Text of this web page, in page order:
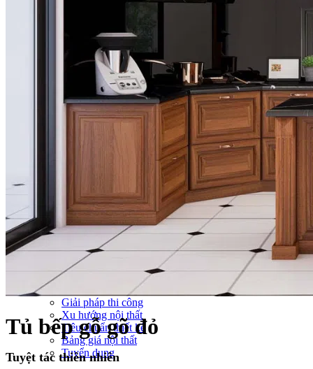
Thi công Nội thất phòng gym
Thi công Nội thất nhà hàng
Công trình khác
Tủ quần áo
Cửa nội thất
Ốp tường trang trí
Sàn gỗ, ốp cầu thang
Giường ngủ
Bàn ghế ăn
Tủ tivi
Phụ kiện nội thất
Catalogue nội thất
Khuyến mãi
Giải pháp thi công
Xu hướng nội thất
Tiêu chuẩn thiết kế
Bảng giá nội thất
Tuyển dụng
Tủ bếp gỗ gõ đỏ
Tuyệt tác thiên nhiên